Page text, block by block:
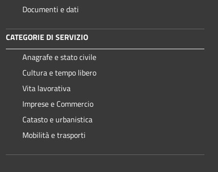
Documenti e dati
CATEGORIE DI SERVIZIO
Anagrafe e stato civile
Cultura e tempo libero
Vita lavorativa
Imprese e Commercio
Catasto e urbanistica
Mobilità e trasporti